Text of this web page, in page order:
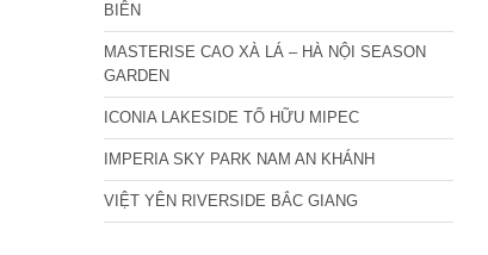
BIÊN
MASTERISE CAO XÀ LÁ – HÀ NỘI SEASON
GARDEN
ICONIA LAKESIDE TỐ HỮU MIPEC
IMPERIA SKY PARK NAM AN KHÁNH
VIỆT YÊN RIVERSIDE BẮC GIANG